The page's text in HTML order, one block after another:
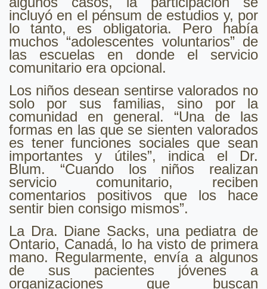
incluyó en el pénsum de estudios y, por
lo tanto, es obligatoria. Pero había
muchos “adolescentes voluntarios” de
las escuelas en donde el servicio
comunitario era opcional.
Los niños desean sentirse valorados no
solo por sus familias, sino por la
comunidad en general. “Una de las
formas en las que se sienten valorados
es tener funciones sociales que sean
importantes y útiles”, indica el Dr.
Blum. “Cuando los niños realizan
servicio comunitario, reciben
comentarios positivos que los hace
sentir bien consigo mismos”.
La Dra. Diane Sacks, una pediatra de
Ontario, Canadá, lo ha visto de primera
mano. Regularmente, envía a algunos
de sus pacientes jóvenes a
organizaciones que buscan